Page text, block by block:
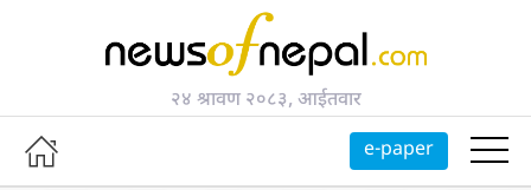
२४ श्रावण २०८३, आईतवार
e-paper